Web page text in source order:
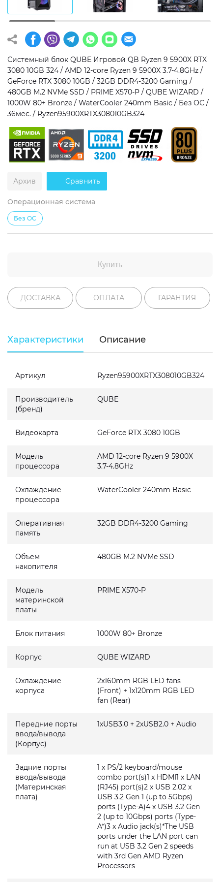
Операционная система
Windows 11 Home
Windows 11 Pro
Без ОС
Тип накопителя
SSD
HDD
SSD + HDD
Дополнительно
RGB-подсветка
Разблокированный множитель CPU
Сверхбыстрый M.2 SSD NVME
Системный блок QUBE Игровой QB Ryzen 9 5900X RTX
3080 10GB 324 / AMD 12-core Ryzen 9 5900X 3.7-4.8GHz /
GeForce RTX 3080 10GB / 32GB DDR4-3200 Gaming /
480GB M.2 NVMe SSD / PRIME X570-P / QUBE WIZARD /
1000W 80+ Bronze / WaterCooler 240mm Basic / Без ОС /
36мес. / Ryzen95900XRTX308010GB324
Архив Сравнить
Операционная система
Без ОС
Купить
ДОСТАВКА ОПЛАТА ГАРАНТИЯ
Характеристики Описание
Артикул Ryzen95900XRTX308010GB324
Производитель
(бренд)
QUBE
Видеокарта GeForce RTX 3080 10GB
Модель
процессора
AMD 12-core Ryzen 9 5900X
3.7-4.8GHz
Охлаждение
процессора
WaterCooler 240mm Basic
Оперативная
память
32GB DDR4-3200 Gaming
Объем
накопителя
480GB M.2 NVMe SSD
Модель
материнской
платы
PRIME X570-P
Блок питания 1000W 80+ Bronze
Корпус QUBE WIZARD
Охлаждение
корпуса
2x160mm RGB LED fans
(Front) + 1x120mm RGB LED
fan (Rear)
Передние порты
ввода/вывода
(Корпус)
1xUSB3.0 + 2xUSB2.0 + Audio
Задние порты
ввода/вывода
(Материнская
плата)
1 x PS/2 keyboard/mouse
combo port(s)1 x HDMI1 x LAN
(RJ45) port(s)2 x USB 2.02 x
USB 3.2 Gen 1 (up to 5Gbps)
ports (Type-A)4 x USB 3.2 Gen
2 (up to 10Gbps) ports (Type-
A*)3 x Audio jack(s)*The USB
ports under the LAN port can
run at USB 3.2 Gen 2 speeds
with 3rd Gen AMD Ryzen
Processors